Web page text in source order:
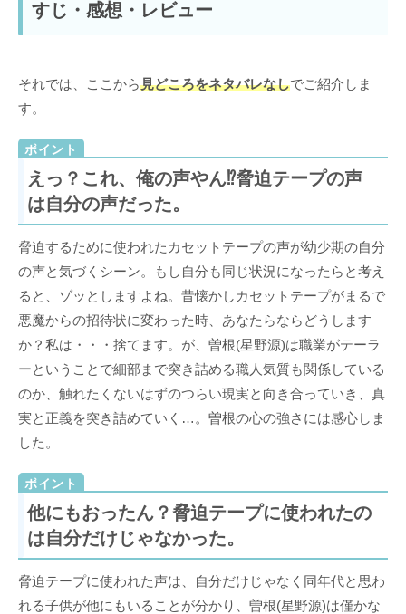
すじ・感想・レビュー
それでは、ここから見どころをネタバレなしでご紹介しま
す。
えっ？これ、俺の声やん⁉脅迫テープの声
は自分の声だった。
脅迫するために使われたカセットテープの声が幼少期の自分
の声と気づくシーン。もし自分も同じ状況になったらと考え
ると、ゾッとしますよね。昔懐かしカセットテープがまるで
悪魔からの招待状に変わった時、あなたらならどうします
か？私は・・・捨てます。が、曽根(星野源)は職業がテーラ
ーということで細部まで突き詰める職人気質も関係している
のか、触れたくないはずのつらい現実と向き合っていき、真
実と正義を突き詰めていく…。曽根の心の強さには感心しま
した。
他にもおったん？脅迫テープに使われたの
は自分だけじゃなかった。
脅迫テープに使われた声は、自分だけじゃなく同年代と思わ
れる子供が他にもいることが分かり、曽根(星野源)は僅かな